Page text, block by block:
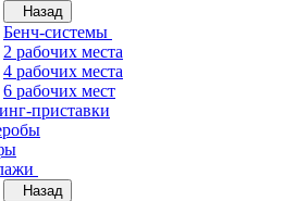
Назад
Бенч-системы
2 рабочих места
4 рабочих места
6 рабочих мест
приставки
Назад